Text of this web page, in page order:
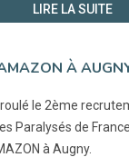
LIRE LA SUITE
À
le 2ème
Paralysés de
à Augny.